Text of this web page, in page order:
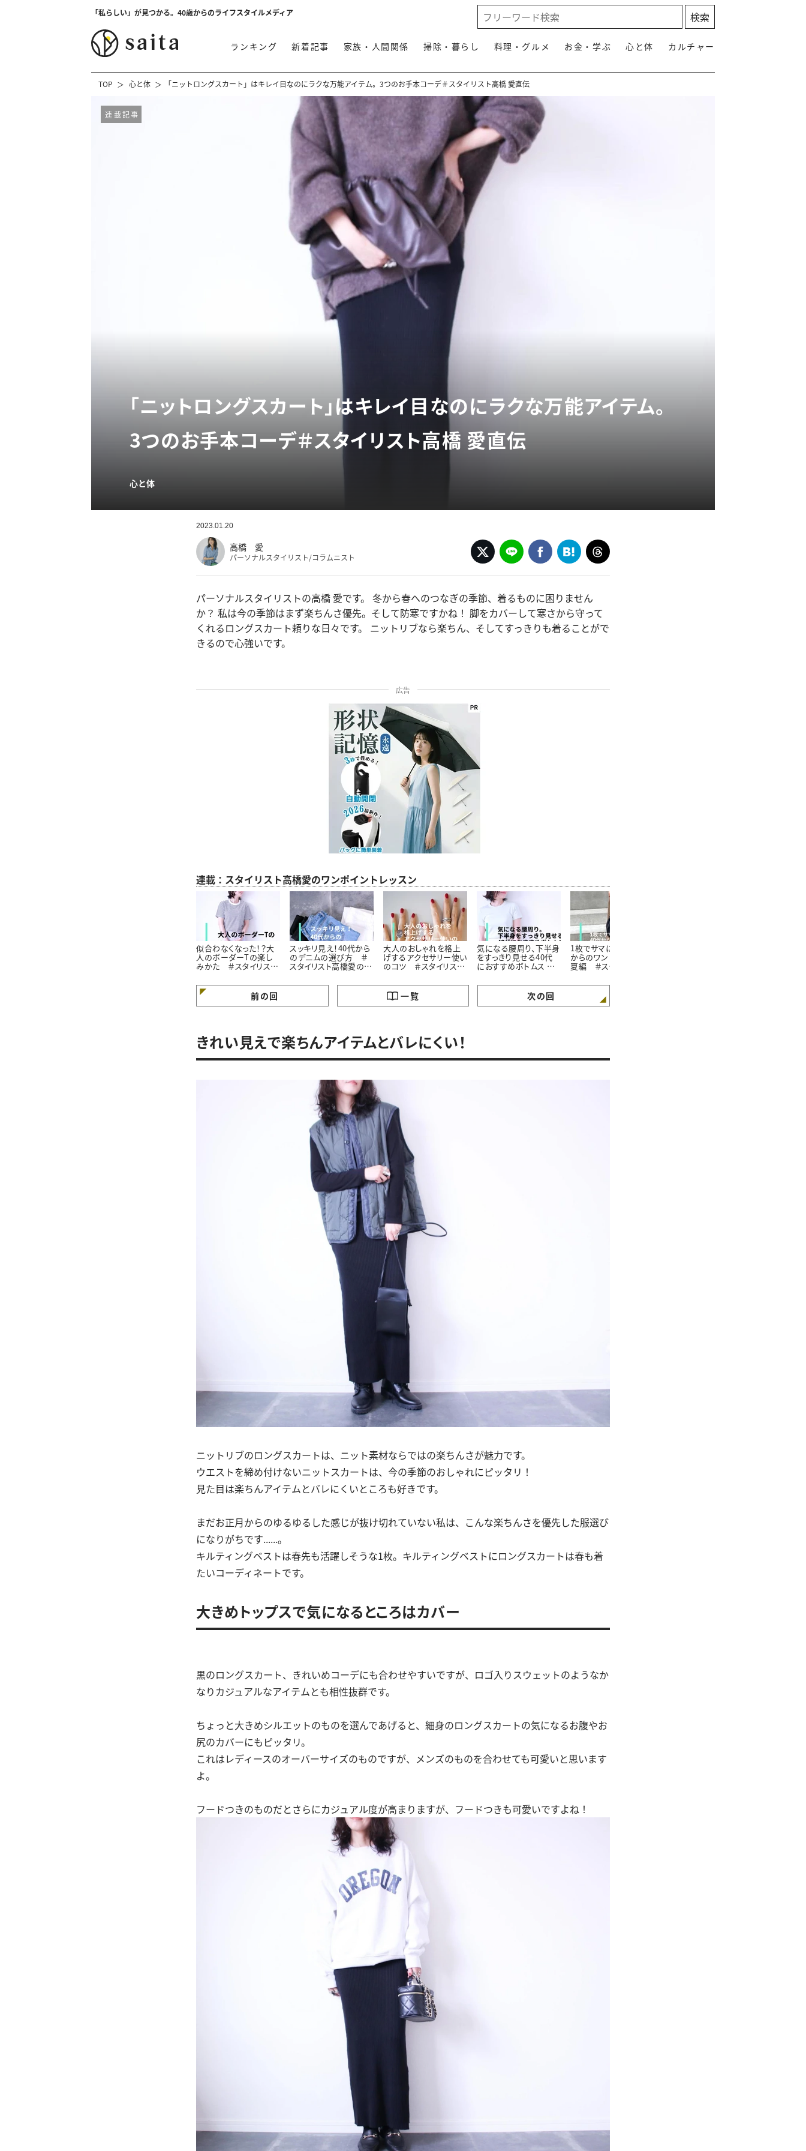
「私らしい」が見つかる。40歳からのライフスタイルメディア
ランキング 新着記事 家族・人間関係 掃除・暮らし 料理・グルメ お金・学ぶ 心と体 カルチャー
TOP 心と体 「ニットロングスカート」はキレイ目なのにラクな万能アイテム。3つのお手本コーデ＃スタイリスト高橋 愛直伝
連載記事
「ニットロングスカート」はキレイ目なのにラクな万能アイテム。
3つのお手本コーデ＃スタイリスト高橋 愛直伝
心と体
2023.01.20
高橋 愛
パーソナルスタイリスト/コラムニスト
パーソナルスタイリストの高橋 愛です。 冬から春へのつなぎの季節、着るものに困りません
か？ 私は今の季節はまず楽ちんさ優先。そして防寒ですかね！ 脚をカバーして寒さから守って
くれるロングスカート頼りな日々です。 ニットリブなら楽ちん、そしてすっきりも着ることがで
きるので心強いです。
広告
連載：スタイリスト高橋愛のワンポイントレッスン
似合わなくなった！？大
人のボーダーTの楽し
みかた ＃スタイリスト
｜vol.1
スッキリ見え！40代から
のデニムの選び方 ＃
スタイリスト高橋愛の着
大人のおしゃれを格上
げするアクセサリー使い
のコツ ＃スタイリスト
｜vol.3
気になる腰周り、下半身
をすっきり見せる40代
におすすめボトムス ＃
こなしテク｜vol.4
1枚でサマになる！40代
からのワンピース入門：
夏編 ＃スタイリスト高
vol.5
前の回 一覧 次の回
きれい見えで楽ちんアイテムとバレにくい！
ニットリブのロングスカートは、ニット素材ならではの楽ちんさが魅力です。
ウエストを締め付けないニットスカートは、今の季節のおしゃれにピッタリ！
見た目は楽ちんアイテムとバレにくいところも好きです。
まだお正月からのゆるゆるした感じが抜け切れていない私は、こんな楽ちんさを優先した服選び
になりがちです......。
キルティングベストは春先も活躍しそうな1枚。キルティングベストにロングスカートは春も着
たいコーディネートです。
大きめトップスで気になるところはカバー
黒のロングスカート、きれいめコーデにも合わせやすいですが、ロゴ入りスウェットのようなか
なりカジュアルなアイテムとも相性抜群です。
ちょっと大きめシルエットのものを選んであげると、細身のロングスカートの気になるお腹やお
尻のカバーにもピッタリ。
これはレディースのオーバーサイズのものですが、メンズのものを合わせても可愛いと思います
よ。
フードつきのものだとさらにカジュアル度が高まりますが、フードつきも可愛いですよね！